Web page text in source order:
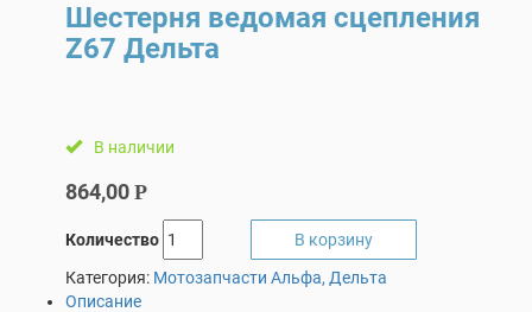
Шестерня ведомая сцепления
Z67 Дельта
В наличии
864,00 Р
Количество
В корзину
Категория: Мотозапчасти Альфа, Дельта
Описание